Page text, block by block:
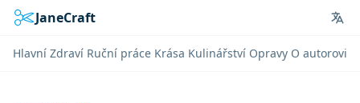
JaneCraft
Hlavní Zdraví Ruční práce Krása Kulinářství Opravy O autorovi